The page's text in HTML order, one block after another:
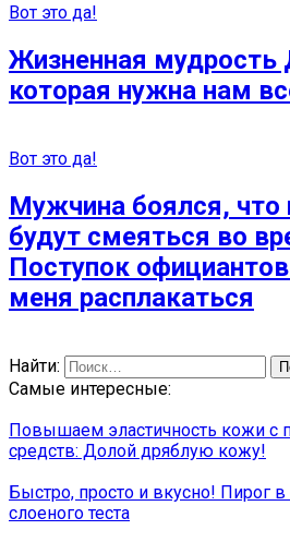
Вот это да!
Жизненная
которая нужна нам
Вот это да!
Мужчина боялся, что
будут смеяться во
Поступок
меня расплакаться
Найти:
Самые интересные:
Повышаем эластичность кожи с
средств: Долой дряблую кожу!
Быстро, просто и вкусно! Пирог в
слоеного теста